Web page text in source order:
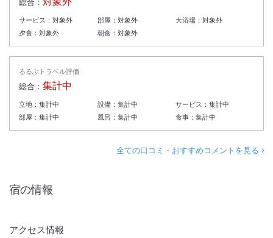
サービス： 対象外 部屋： 対象外 大浴場：対象外
夕食： 対象外 朝食： 対象外
るるぶトラベル評価
総合： 集計中
立地： 集計中 設備： 集計中 サービス：集計中
部屋： 集計中 風呂： 集計中 食事：集計中
全ての口コミ・おすすめコメントを見る
宿の情報
アクセス情報